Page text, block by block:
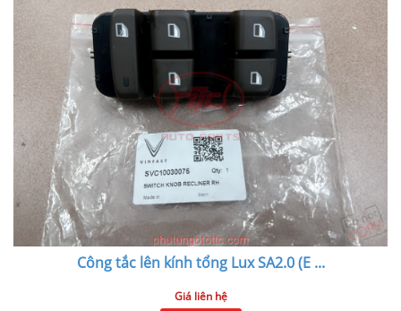
Công tắc lên kính tổng Lux SA2.0 (E...
Giá liên hệ